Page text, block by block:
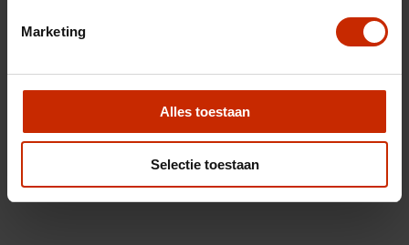
Marketing
Alles toestaan
Selectie toestaan